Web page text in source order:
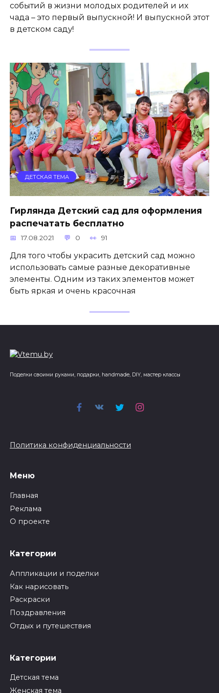
событий в жизни молодых родителей и их
чада – это первый выпускной! И выпускной этот
в детском саду!
ДЕТСКАЯ ТЕМА
Гирлянда Детский сад для оформления
распечатать бесплатно
17.08.2021 0 91
Для того чтобы украсить детский сад можно
использовать самые разные декоративные
элементы. Одним из таких элементов может
быть яркая и очень красочная
Поделки своими руками, подарки, handmade, DIY, мастер классы
Политика конфиденциальности
Меню
Главная
Реклама
О проекте
Категории
Аппликации и поделки
Как нарисовать
Раскраски
Поздравления
Отдых и путешествия
Категории
Детская тема
Женская тема